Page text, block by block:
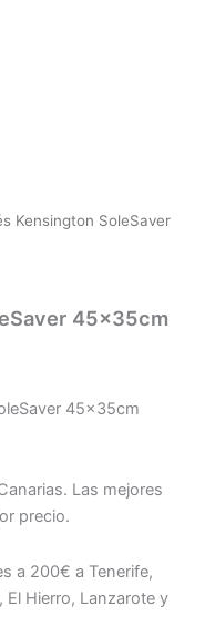
Kensington SoleSaver
45x35cm
45x35cm
Las mejores
precio.
a 200€ a Tenerife,
El Hierro, Lanzarote y